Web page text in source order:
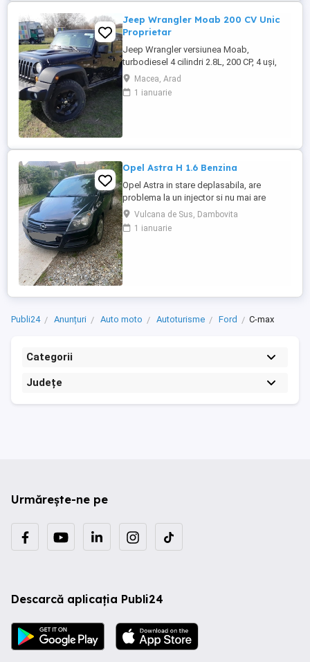
Jeep Wrangler Moab 200 CV Unic
Proprietar
Jeep Wrangler versiunea Moab,
turbodiesel 4 cilindri 2.8L, 200 CP, 4 uși,
transmisie automată 5 trepte, interior din
piele neagră, se remarcă prin capota
ridicată, hardtop în culoarea caroseriei,
Macea, Arad
1 ianuarie
Opel Astra H 1.6 Benzina
Opel Astra in stare deplasabila, are
problema la un injector si nu mai are
putere dar se poate deplasa, pretul este
negociabil la fata locului, masina are si
instalație Gpl omologată.
Vulcana de Sus, Dambovita
1 ianuarie
Publi24 Anunțuri Auto moto Autoturisme Ford C-max
Categorii
Județe
Urmărește-ne pe
Descarcă aplicația Publi24